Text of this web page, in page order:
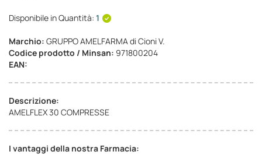
Disponibile in Quantità: 1
Marchio: GRUPPO AMELFARMA di Cioni V.
Codice prodotto / Minsan: 971800204
EAN:
Descrizione:
AMELFLEX 30 COMPRESSE
I vantaggi della nostra Farmacia: